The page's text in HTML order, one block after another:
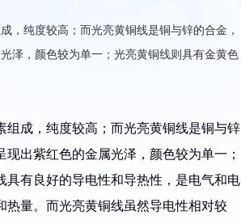
，纯度较高；而光亮黄铜线是铜与锌的合金，
泽，颜色较为单一；光亮黄铜线则具有金黄色
成，纯度较高；而光亮黄铜线是铜与锌
出紫红色的金属光泽，颜色较为单一；
有良好的导电性和导热性，是电气和电
量。而光亮黄铜线虽然导电性相对较